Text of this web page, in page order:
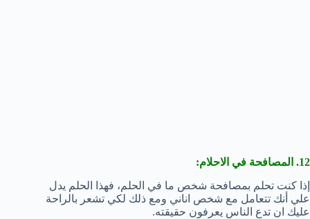
12. المصافحة في الاحلام:
إذا كنت تحلم بمصافحة شخص ما في الحلم، فهذا الحلم يدل
علي أنك تتعامل مع شخص اناني ومع ذلك لكي تشعر بالراحة
عليك ان تدع الناس يعرفون حقيقته.